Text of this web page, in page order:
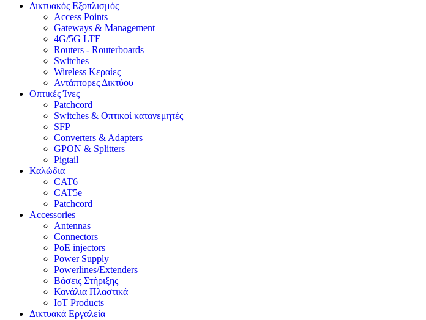
Δικτυακός Εξοπλισμός
Access Points
Gateways & Management
4G/5G LTE
Routers - Routerboards
Switches
Wireless Κεραίες
Αντάπτορες Δικτύου
Οπτικές Ίνες
Patchcord
Switches & Οπτικοί κατανεμητές
SFP
Converters & Adapters
GPON & Splitters
Pigtail
Καλώδια
CAT6
CAT5e
Patchcord
Accessories
Antennas
Connectors
PoE injectors
Power Supply
Powerlines/Extenders
Βάσεις Στήριξης
Κανάλια Πλαστικά
IoT Products
Δικτυακά Εργαλεία